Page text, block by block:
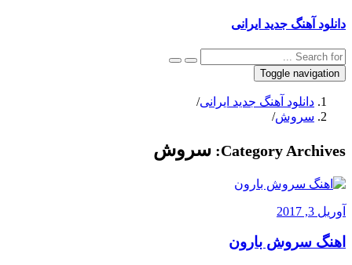
دانلود آهنگ جدید ایرانی
Toggle navigation
دانلود آهنگ جدید ایرانی/
سروش/
Category Archives: سروش
آوریل 3, 2017
اهنگ سروش بارون